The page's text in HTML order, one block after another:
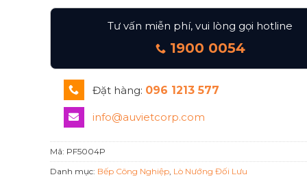
Tư vấn miễn phí, vui lòng gọi hotline
1900 0054
Đặt hàng: 096 1213 577
info@auvietcorp.com
Mã: PF5004P
Danh mục: Bếp Công Nghiệp Lò Nướng Đối Lưu